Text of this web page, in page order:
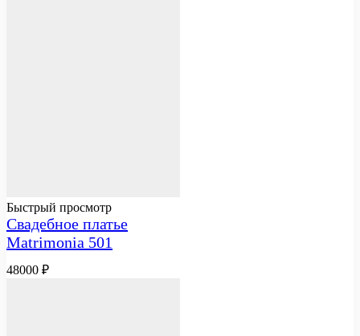
Быстрый просмотр
Свадебное платье
Matrimonia 501
48000 ₽